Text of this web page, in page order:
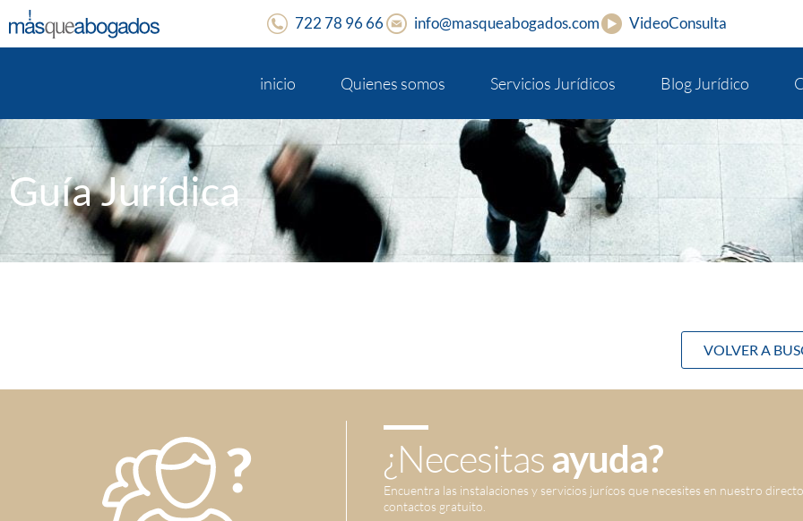
722 78 96 66 info@masqueabogados.com VideoConsulta
inicio Quienes somos Servicios Jurídicos Blog Jurídico
Guía Jurídica
VOLVER A
¿Necesitasayuda?
Encuentra las instalaciones y servicios jurícos que necesites en nuestro
contactos gratuito.